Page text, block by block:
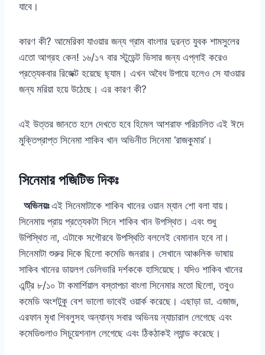
যাবে।
কারণ কী? আমেরিকা যাওয়ার জন্য গ্রাম বাংলার দুরন্ত যুবক শামসুলের
এতো আগ্রহ কেন! ১৬/১৭ বার স্টুডেন্ট ভিসার জন্য এপ্লাই করেও
প্রত্যেকবার রিজেক্ট হয়েছে ছ্যাম। এখন অবৈধ উপায়ে হলেও সে যাওয়ার
জন্য মরিয়া হয়ে উঠেছে। এর কারণ কী?
এই উত্তর জানতে হলে দেখতে হবে হিমেল আশরাফ পরিচালিত এই ঈদে
মুক্তিপ্রাপ্ত সিনেমা শাকিব খান অভিনীত সিনেমা ‘রাজকুমার’।
সিনেমার পজিটিভ দিকঃ
অভিনয়ঃএই সিনেমাটাকে শাকিব খানের ওয়ান ম্যান শো বলা যায়।
সিনেমায় প্রায় প্রত্যেকটা সিনে শাকিব খান উপস্থিত। এবং শুধু
উপিস্থিত না, এটাকে সগৌরবে উপস্থিতি বললেই বেমানান হবে না।
সিনেমাটা শুরুর দিকে ছিলো কমেডি জনরার। সেখানে আঞ্চলিক ভাষায়
সাকিব খানের ডায়লগ ডেলিভারি দর্শককে হাসিয়েছে। যদিও শাকিব খানের
এন্ট্রি ৮/১০ টা কমার্শিয়াল বস্তাপচা বাংলা সিনেমার মতো ছিলো, তবুও
কমেডি অংশটুকু বেশ ভালো ভাবেই ওয়ার্ক করেছে। এছাড়া ডা. এজাজ,
এরফান মৃধা শিবলুসহ অন্যান্য সবার অভিনয় ন্যাচারাল লেগেছে এবং
কমেডিগুলাও সিচুয়েশনাল লেগেছে এবং ঠিকঠাকই ল্যান্ড করেছে।